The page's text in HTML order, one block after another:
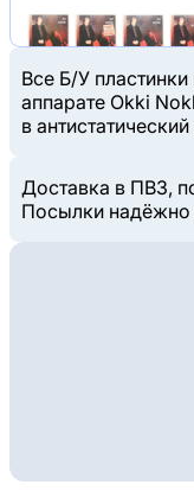
Все Б/У
аппарате Okki
в
Доставка в ПВЗ,
Посылки надёжно